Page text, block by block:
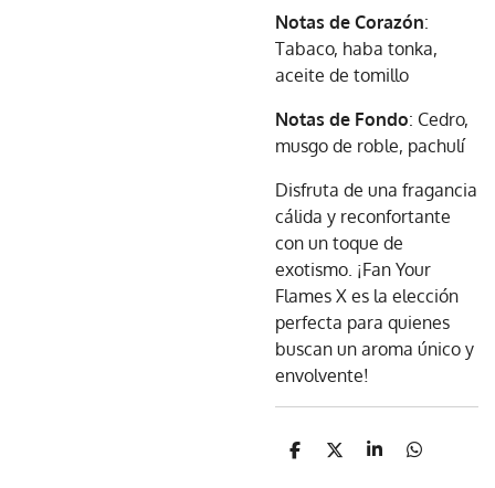
Notas de Corazón:
Tabaco, haba tonka,
aceite de tomillo
Notas de Fondo: Cedro,
musgo de roble, pachulí
Disfruta de una fragancia
cálida y reconfortante
con un toque de
exotismo. ¡Fan Your
Flames X es la elección
perfecta para quienes
buscan un aroma único y
envolvente!
C
C
C
C